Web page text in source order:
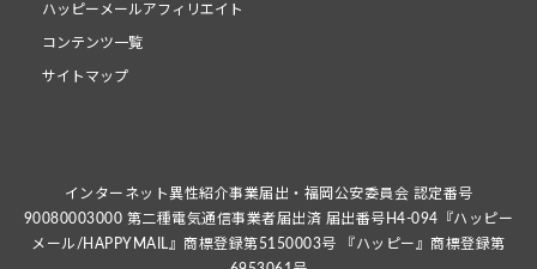
ハッピーメールアフィリエイト
コンテンツ一覧
サイトマップ
インターネット異性紹介事業届出・福岡公安委員会 認定番号
90080003000 第二種電気通信事業者届出済 届出番号H4-094『ハッピー
メール/HAPPYMAIL』商標登録第5150003号 『ハッピー』商標登録第